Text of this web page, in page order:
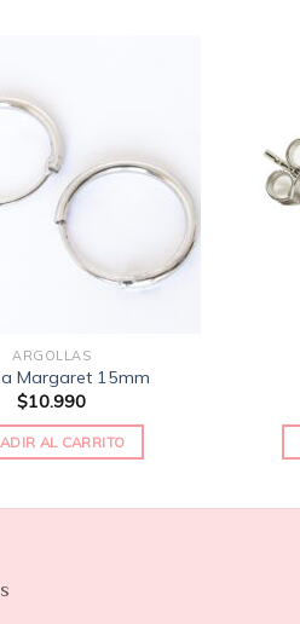
deseos
ARGOLLAS
Margaret 15mm
$10.990
AL CARRITO